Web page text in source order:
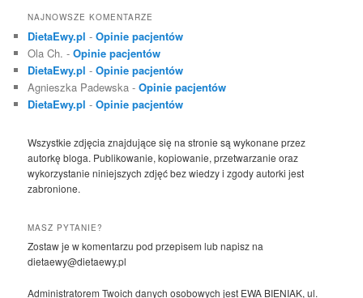
NAJNOWSZE KOMENTARZE
DietaEwy.pl -Opinie pacjentów
Ola Ch. -Opinie pacjentów
DietaEwy.pl -Opinie pacjentów
Agnieszka Padewska -Opinie pacjentów
DietaEwy.pl -Opinie pacjentów
Wszystkie zdjęcia znajdujące się na stronie są wykonane przez
autorkę bloga. Publikowanie, kopiowanie, przetwarzanie oraz
wykorzystanie niniejszych zdjęć bez wiedzy i zgody autorki jest
zabronione.
MASZ PYTANIE?
Zostaw je w komentarzu pod przepisem lub napisz na
dietaewy@dietaewy.pl
Administratorem Twoich danych osobowych jest EWA BIENIAK, ul.